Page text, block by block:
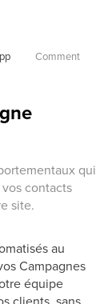
Comment
qui
contacts
site.
au
Campagnes
équipe